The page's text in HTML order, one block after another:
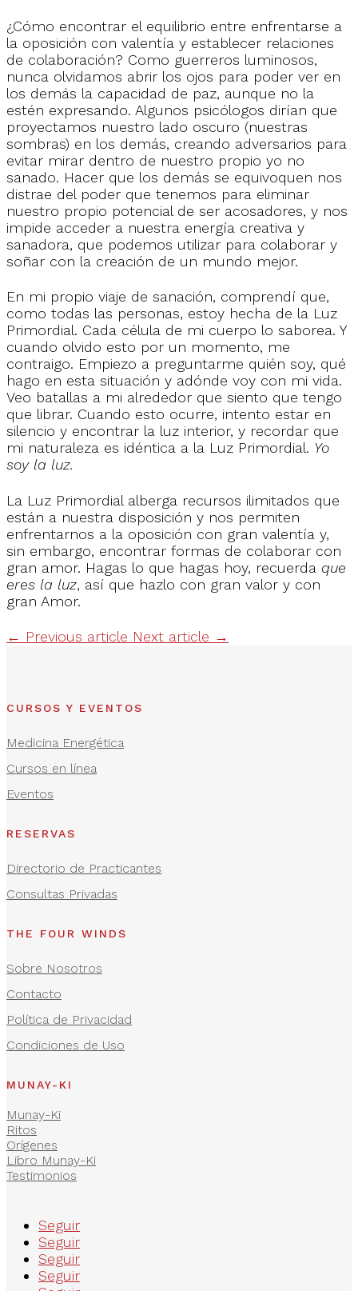
¿Cómo encontrar el equilibrio entre enfrentarse a
la oposición con valentía y establecer relaciones
de colaboración? Como guerreros luminosos,
nunca olvidamos abrir los ojos para poder ver en
los demás la capacidad de paz, aunque no la
estén expresando. Algunos psicólogos dirían que
proyectamos nuestro lado oscuro (nuestras
sombras) en los demás, creando adversarios para
evitar mirar dentro de nuestro propio yo no
sanado. Hacer que los demás se equivoquen nos
distrae del poder que tenemos para eliminar
nuestro propio potencial de ser acosadores, y nos
impide acceder a nuestra energía creativa y
sanadora, que podemos utilizar para colaborar y
soñar con la creación de un mundo mejor.
En mi propio viaje de sanación, comprendí que,
como todas las personas, estoy hecha de la Luz
Primordial. Cada célula de mi cuerpo lo saborea. Y
cuando olvido esto por un momento, me
contraigo. Empiezo a preguntarme quién soy, qué
hago en esta situación y adónde voy con mi vida.
Veo batallas a mi alrededor que siento que tengo
que librar. Cuando esto ocurre, intento estar en
silencio y encontrar la luz interior, y recordar que
mi naturaleza es idéntica a la Luz Primordial. Yo
soy la luz.
La Luz Primordial alberga recursos ilimitados que
están a nuestra disposición y nos permiten
enfrentarnos a la oposición con gran valentía y,
sin embargo, encontrar formas de colaborar con
gran amor. Hagas lo que hagas hoy, recuerda que
eres la luz, así que hazlo con gran valor y con
gran Amor.
← Previous article Next article →
CURSOS Y EVENTOS
Medicina Energética
Cursos en línea
Eventos
RESERVAS
Directorio de Practicantes
Consultas Privadas
THE FOUR WINDS
Sobre Nosotros
Contacto
Política de Privacidad
Condiciones de Uso
MUNAY-KI
Munay-Ki
Ritos
Orígenes
Libro Munay-Ki
Testimonios
Seguir
Seguir
Seguir
Seguir